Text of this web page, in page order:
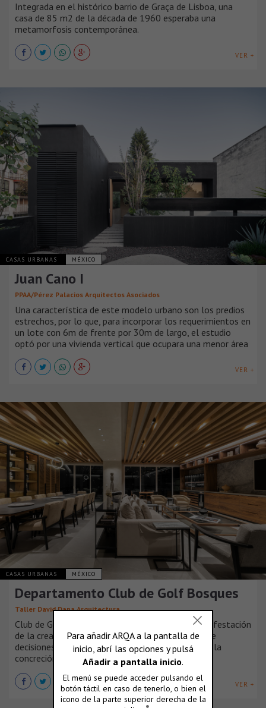
Integrada en el histórico barrio de Graça de Lisboa, una
casa de 85 m2 de la década de 1960 esperaba una
metamorfosis contemporánea.
VER +
CASAS URBANAS MÉXICO
Juan Cano I
PPAA/Pérez Palacios Arquitectos Asociados
Una característica de este modelo urbano son los predios
estrechos, por lo que, para incorporar los requerimientos en
un lote con 6m de frente por 30m de largo, el estudio
optó por una vivienda vertical que ocupara una menor área
VER +
CASAS URBANAS MÉXICO
Departamento Club de Golf Bosques
Taller David Dana Arquitectura
Club de Golf Bosques se presenta como una manifestación
de la creatividad y el ingenio, donde la selección de
decisiones de diseño se convierte en la clave para la
concreción de una obra singular.
VER +